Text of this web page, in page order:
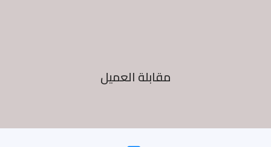
مقابلة العميل